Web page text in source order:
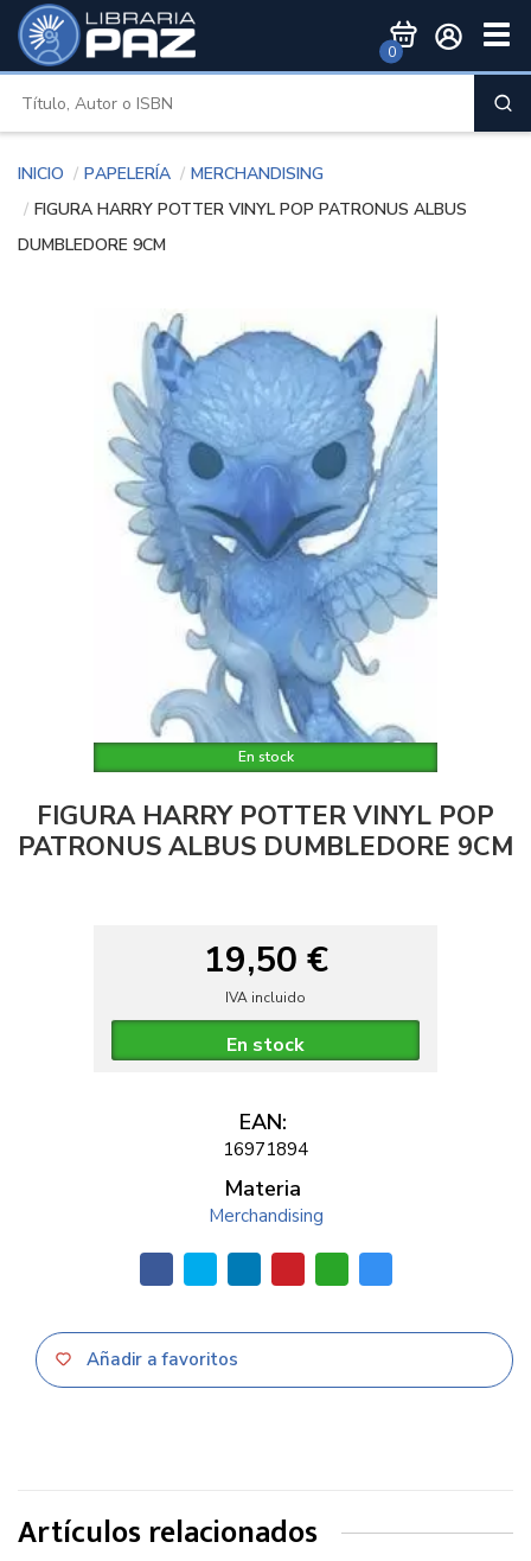
0
Inicio Papelería
Merchandising
FIGURA HARRY POTTER VINYL POP PATRONUS ALBUS
DUMBLEDORE 9CM
En stock
FIGURA HARRY POTTER VINYL POP
PATRONUS ALBUS DUMBLEDORE 9CM
19,50 €
IVA incluido
En stock
EAN:
16971894
Materia
Merchandising
Añadir a favoritos
Artículos relacionados